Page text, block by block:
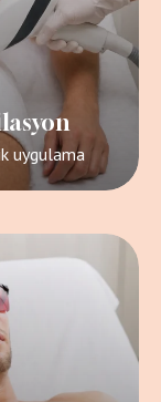
uygulama